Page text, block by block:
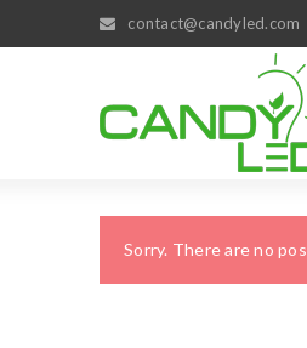
contact@candyled.com
Sorry. There are no